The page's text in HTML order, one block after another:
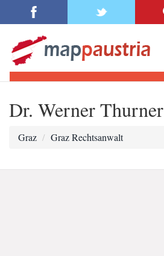
Dr. Werner Thurner
Graz Graz Rechtsanwalt